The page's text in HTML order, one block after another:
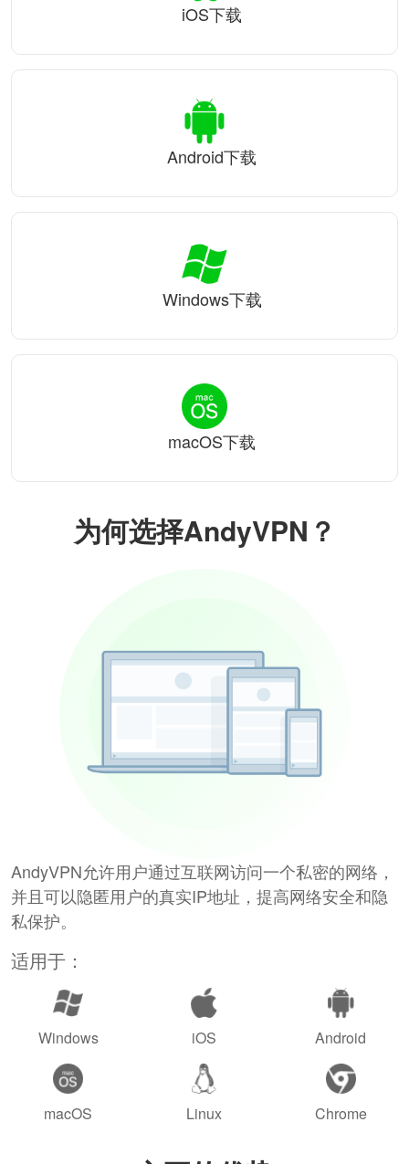
为何选择AndyVPN？
AndyVPN允许用户通过互联网访问一个私密的网络，
并且可以隐匿用户的真实IP地址，提高网络安全和隐
私保护。
适用于：
Windows iOS Android
macOS Linux Chrome
iOS下载
Android下载
Windows下载
macOS下载